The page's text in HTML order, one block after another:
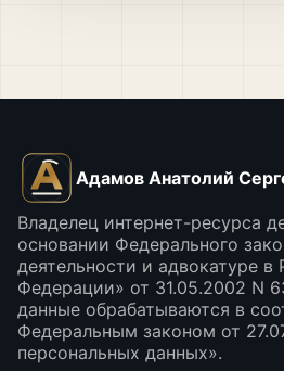
Адамов Анатолий
Владелец интернет-ресурса
основании Федерального
деятельности и адвокатуре в
Федерации» от 31.05.2002 N
данные обрабатываются в
Федеральным законом от
персональных данных».